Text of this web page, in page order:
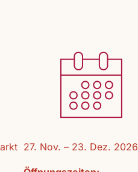
27. Nov. – 23. Dez. 2026